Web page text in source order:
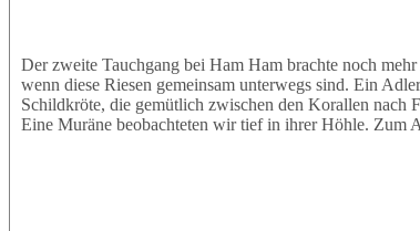
Der zweite Tauchgang bei Ham Ham brachte noch
wenn diese Riesen gemeinsam unterwegs sind. Ein
Schildkröte, die gemütlich zwischen den Korallen nach
Eine Muräne beobachteten wir tief in ihrer Höhle. Zum